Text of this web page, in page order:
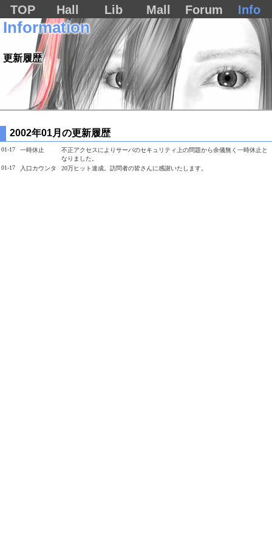
TOP Hall Lib Mall Forum Info
Information
更新履歴
2002年01月の更新履歴
01-17 一時休止
不正アクセスによりサーバのセキュリティ上の問題から余儀無く一時休止と
なりました。
01-17
入口カウンタ 20万ヒット達成。訪問者の皆さんに感謝いたします。